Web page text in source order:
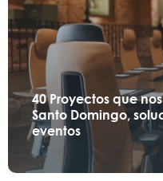
40 Proyectos que
Santo Domingo,
eventos